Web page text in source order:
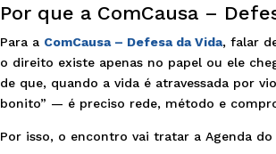
Por que a ComCausa –
Para a ComCausa – Defesa da Vida, falar
o direito existe apenas no papel ou ele
de que, quando a vida é atravessada por
bonito” — é preciso rede, método e
Por isso, o encontro vai tratar a Agenda